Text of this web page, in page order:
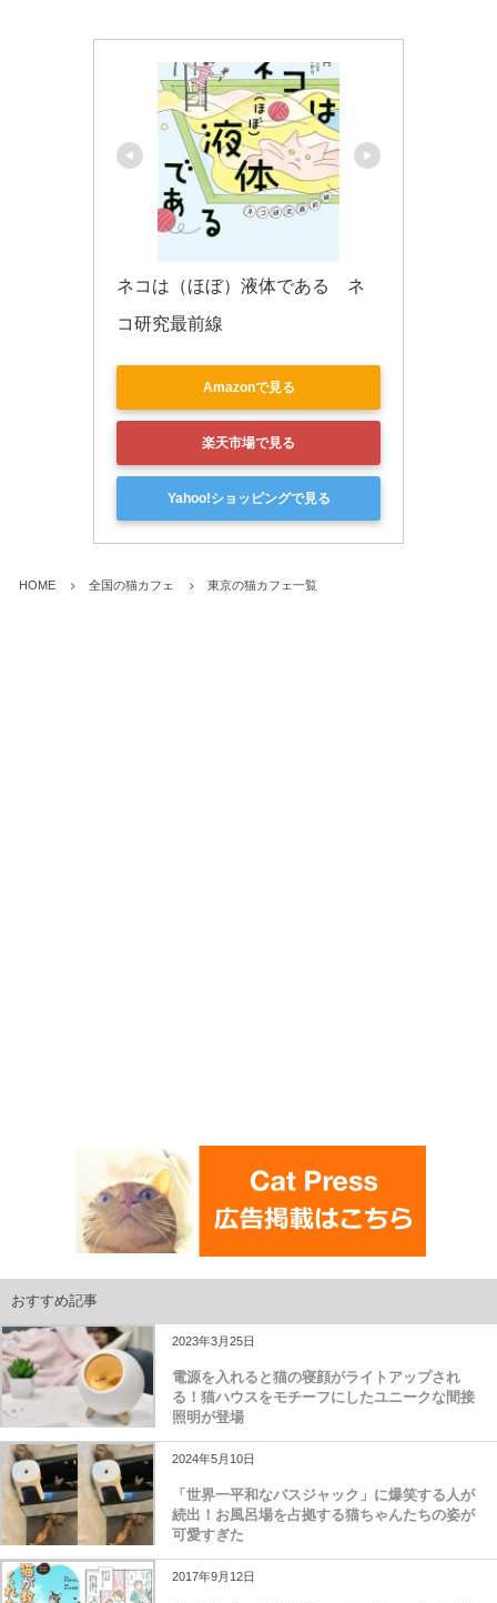
ネコは（ほぼ）液体である　ネ
コ研究最前線
Amazonで見る
楽天市場で見る
Yahoo!ショッピングで見る
HOME 全国の猫カフェ 東京の猫カフェ一覧
おすすめ記事
2023年3月25日
電源を入れると猫の寝顔がライトアップされ
る！猫ハウスをモチーフにしたユニークな間接
照明が登場
2024年5月10日
「世界一平和なバスジャック」に爆笑する人が
続出！お風呂場を占拠する猫ちゃんたちの姿が
可愛すぎた
2017年9月12日